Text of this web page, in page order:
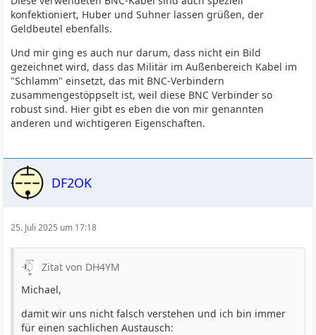
konfektioniert, Huber und Suhner lassen grüßen, der
Geldbeutel ebenfalls.
Und mir ging es auch nur darum, dass nicht ein Bild
gezeichnet wird, dass das Militär im Außenbereich Kabel im
"Schlamm" einsetzt, das mit BNC-Verbindern
zusammengestöppselt ist, weil diese BNC Verbinder so
robust sind. Hier gibt es eben die von mir genannten
anderen und wichtigeren Eigenschaften.
DF2OK
25. Juli 2025 um 17:18
Zitat von DH4YM
Michael,
damit wir uns nicht falsch verstehen und ich bin immer
für einen sachlichen Austausch: